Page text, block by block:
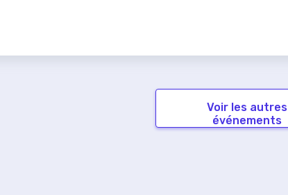
Voir les autres
événements